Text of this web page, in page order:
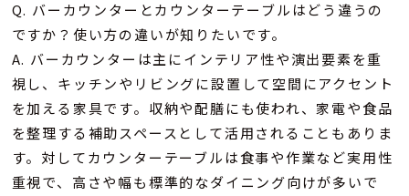
Q. バーカウンターとカウンターテーブルはどう違うの
ですか？使い方の違いが知りたいです。
A. バーカウンターは主にインテリア性や演出要素を重
視し、キッチンやリビングに設置して空間にアクセント
を加える家具です。収納や配膳にも使われ、家電や食品
を整理する補助スペースとして活用されることもありま
す。対してカウンターテーブルは食事や作業など実用性
重視で、高さや幅も標準的なダイニング向けが多いで